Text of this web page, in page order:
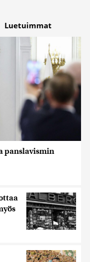
Luetuimmat
panslavismin